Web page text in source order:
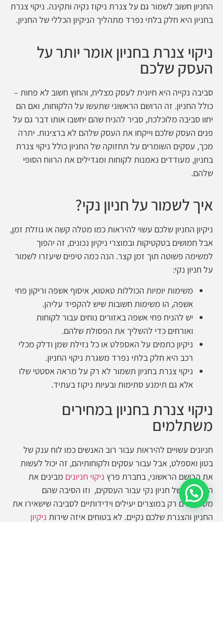
החניון חשוב לשמור גם על צנרת ניקוז נקיה ותקינה. ניקוי צנרת
בחניון היא חלק בלתי נפרד מתהליך הניקיון הכללי של החניון.
ניקוי צנרת בחניון אומר יותר על
העסק שלכם
סביבה נקייה היא חיונית לעסק מצליח, והחוץ חשוב לא פחות –
כולל החניון. זה הרושם הראשוני שתעשו על הלקוחות, ואם הם
יחוו סביבה מלוכלכת, סביר להניח שהם יחשבו אותו דבר גם על
פנים העסק שלכם וייקחו את העסק שלהם לא ברצינות. יתרה
מכך, עסקים השומרים על תחזוקה של החניון כולל ניקוי צנרת
בחניון, מעודדים נאמנות לקוחות ומגדילים את הרווח הסופי
שלהם.
איך לשמור על חניון נקי?
ניקיון החניון שלכם עשוי להיראות כמו מטלה קשה או גוזלת זמן,
אבל חמושים בטקטיקות ובמוצרי ניקיון נכונים, זה יהפוך
למשימה פשוטה תוך זמן קצר. הנה כמה טיפים שיעזרו לשמור
על חניון נקי:
משימות יומיות הכוללות טאטוא, איסוף אשפה וריקון פחי
אשפה, הו משימות חשובות שיש להקפיד עליהן.
יש להניח פחי אשפה באזורים נוחים עבור לקוחות
ואורחים כדי להשליך את הפסולת שלהם.
ניקיון כתמים על האספלט או כל נזילת שמן ודלק מכלי
רכב היא חלק בלתי נפרד משגרת ניקוי החניון.
ניקוי צנרת בחניון תשמור לא רק על מראה אסטטי שלו
אלא גם תימנע סתימות ובעיות ניקוז בעתיד.
ניקוי צנרת בחניון במחירים
משתלמים
חניונים עשויים להיראות עבור רוב האנשים כמו לוח ענק של
בטון ואספלט, אבל עבור עסקים ולקוחותיהם, זה יכול לעשות
את הרושם הראשוני, בחברת פרץ ניקוי חניונים מבינים את
החשיבות של חניון נקי עבור העסקים, וזו הסיבה שהם
משתמשים רק במוצרים יעילים וידידותיים לסביבה שישאירו את
החניון והצנרת שלכם נקיים. לא בטוחים איזה שירות ניקיון
קבלו הצעה מהירה